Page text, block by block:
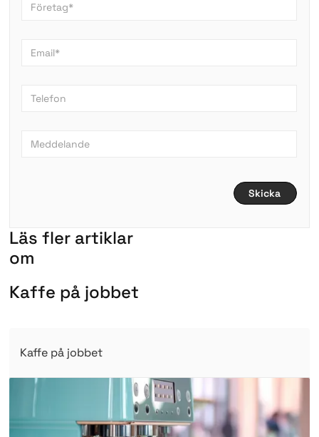
Läs fler artiklar
om
Kaffe på jobbet
Kaffe på jobbet